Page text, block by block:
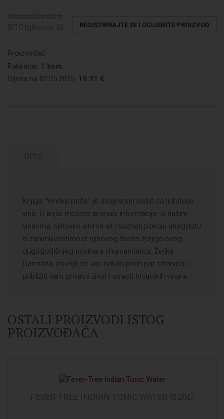
0/10 (glasova: 0) REGISTRIRAJTE SE I OCIJENITE PROIZVOD
Proizvođač:
Pakiranje: 1 kom.
Cijena na 02.05.2025: 19.91 €
OPIS
Knjiga "Vinske priče" je svojevrsni vodič za ljubitelje
vina. U knjizi možete pronaći informacije o našim
vinarima, njihovim vinima ali i saznati pokoju anegdotu
o zanimljivostima iz njihovog života. Knjiga ovog
dugogodišnjeg novinara i humanitarca, Željka
Garmaza, osvojit će vas nakon prvih par stranica i
približiti vam privatni život i strasti hrvatskih vinara.
OSTALI PROIZVODI ISTOG
PROIZVOĐAČA
FEVER-TREE INDIAN TONIC WATER (0,20L)